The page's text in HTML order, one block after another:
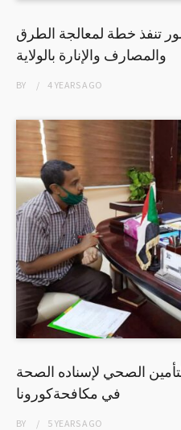
تنفذ خطة لمعالجة الطرق
والمصارف والإنارة بالولاية
BY 4 YEARSAGO
الصحي لإسناده الصحة
في مكافحةكورونا
BY 5 YEARSAGO